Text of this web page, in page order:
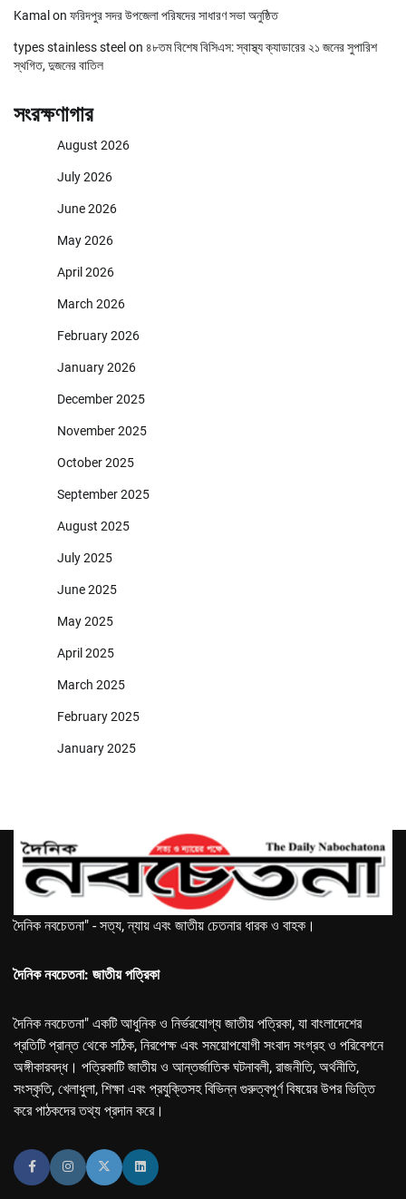
Kamal on ফরিদপুর সদর উপজেলা পরিষদের সাধারণ সভা অনুষ্ঠিত
types stainless steel on ৪৮তম বিশেষ বিসিএস: স্বাস্থ্য ক্যাডারের ২১ জনের সুপারিশ
স্থগিত, দুজনের বাতিল
সংরক্ষণাগার
August 2026
July 2026
June 2026
May 2026
April 2026
March 2026
February 2026
January 2026
December 2025
November 2025
October 2025
September 2025
August 2025
July 2025
June 2025
May 2025
April 2025
March 2025
February 2025
January 2025
দৈনিক নবচেতনা" - সত্য, ন্যায় এবং জাতীয় চেতনার ধারক ও বাহক।
দৈনিক নবচেতনা: জাতীয় পত্রিকা
দৈনিক নবচেতনা" একটি আধুনিক ও নির্ভরযোগ্য জাতীয় পত্রিকা, যা বাংলাদেশের
প্রতিটি প্রান্ত থেকে সঠিক, নিরপেক্ষ এবং সময়োপযোগী সংবাদ সংগ্রহ ও পরিবেশনে
অঙ্গীকারবদ্ধ। পত্রিকাটি জাতীয় ও আন্তর্জাতিক ঘটনাবলী, রাজনীতি, অর্থনীতি,
সংস্কৃতি, খেলাধুলা, শিক্ষা এবং প্রযুক্তিসহ বিভিন্ন গুরুত্বপূর্ণ বিষয়ের উপর ভিত্তি
করে পাঠকদের তথ্য প্রদান করে।